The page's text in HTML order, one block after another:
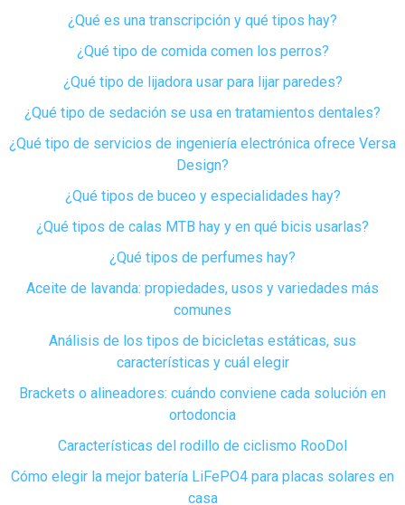
¿Qué es una transcripción y qué tipos hay?
¿Qué tipo de comida comen los perros?
¿Qué tipo de lijadora usar para lijar paredes?
¿Qué tipo de sedación se usa en tratamientos dentales?
¿Qué tipo de servicios de ingeniería electrónica ofrece Versa
Design?
¿Qué tipos de buceo y especialidades hay?
¿Qué tipos de calas MTB hay y en qué bicis usarlas?
¿Qué tipos de perfumes hay?
Aceite de lavanda: propiedades, usos y variedades más
comunes
Análisis de los tipos de bicicletas estáticas, sus
características y cuál elegir
Brackets o alineadores: cuándo conviene cada solución en
ortodoncia
Características del rodillo de ciclismo RooDol
Cómo elegir la mejor batería LiFePO4 para placas solares en
casa